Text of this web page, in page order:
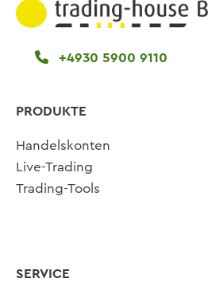
+4930 5900 9110
PRODUKTE
Handelskonten
Live-Trading
Trading-Tools
SERVICE